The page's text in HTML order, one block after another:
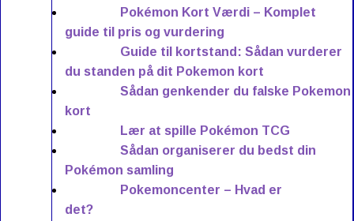
Pokémon Kort Værdi – Komplet
guide til pris og vurdering
Guide til kortstand: Sådan vurderer
du standen på dit Pokemon kort
Sådan genkender du falske Pokemon
kort
Lær at spille Pokémon TCG
Sådan organiserer du bedst din
Pokémon samling
Pokemoncenter – Hvad er
det?